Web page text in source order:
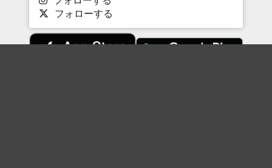
フォローする